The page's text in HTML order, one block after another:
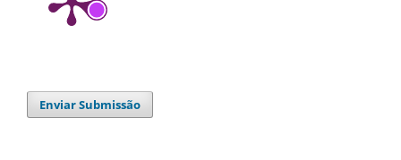
Enviar Submissão